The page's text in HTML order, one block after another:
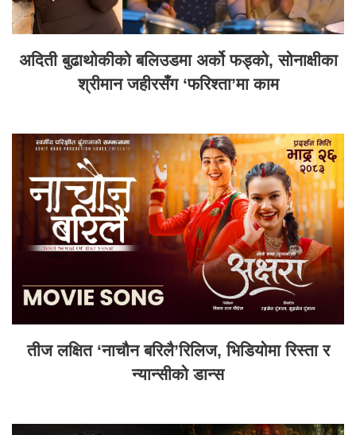
अदिती बुढाथोकीको बलिउडमा अर्को फड्को, सोनाक्षीका
श्रीमान जहीरसँग ‘फरिश्ता’मा काम
तीज लक्षित ‘नाचौन बरिलै’रिलिज, भिडियोमा रिस्ता र
न्यान्सीको डान्स